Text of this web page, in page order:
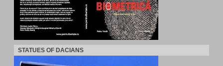
STATUES OF DACIANS